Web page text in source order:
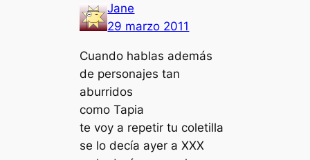
Jane
29 marzo 2011
Cuando hablas además
de personajes tan
aburridos
como Tapia
te voy a repetir tu coletilla
se lo decía ayer a XXX